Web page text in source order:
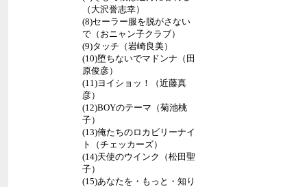
（大沢誉志幸）
(8)セーラー服を脱がさない
で（おニャン子クラブ）
(9)タッチ（岩崎良美）
(10)堕ちないでマドンナ（田
原俊彦）
(11)ヨイショッ！（近藤真
彦）
(12)BOYのテーマ（菊池桃
子）
(13)俺たちのロカビリーナイ
ト（チェッカーズ）
(14)天使のウインク（松田聖
子）
(15)あなたを・もっと・知り